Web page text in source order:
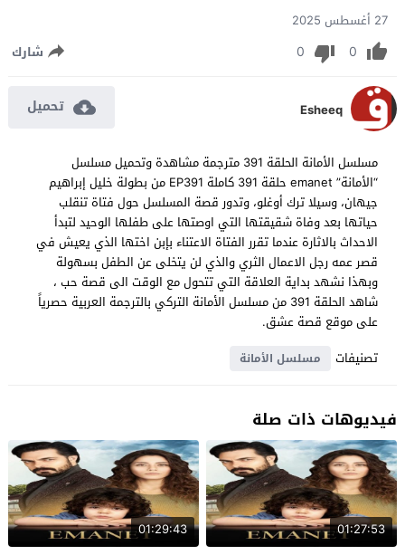
27 أغسطس 2025
0
0 شارك
Esheeq تحميل
مسلسل الأمانة الحلقة 391 مترجمة مشاهدة وتحميل مسلسل
“الأمانة” emanet حلقة 391 كاملة EP391 من بطولة خليل إبراهيم
جيهان، وسيلا ترك أوغلو، وتدور قصة المسلسل حول فتاة تنقلب
حياتها بعد وفاة شقيقتها التي اوصتها على طفلها الوحيد لتبدأ
الاحداث بالاثارة عندما تقرر الفتاة الاعتناء بإبن اختها الذي يعيش في
قصر عمه رجل الاعمال الثري والذي لن يتخلى عن الطفل بسهولة
وبهذا نشهد بداية العلاقة التي تتحول مع الوقت الى قصة حب ،
شاهد الحلقة 391 من مسلسل الأمانة التركي بالترجمة العربية حصرياً
على موقع قصة عشق.
تصنيفات
مسلسل الأمانة
فيديوهات ذات صلة
01:27:53
01:29:43